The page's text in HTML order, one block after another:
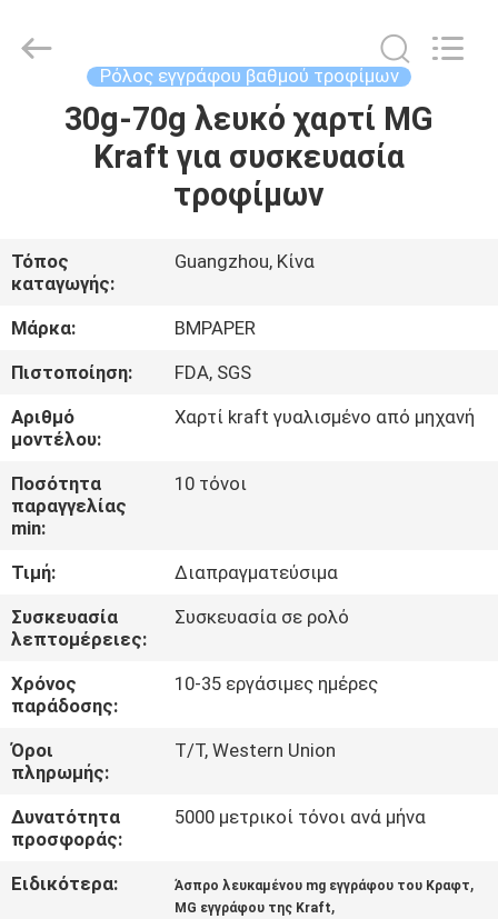
ΣΠΊΤΙ
ΣΧΕΤΙΚΆ
ΜΕ
ΕΜΆΣ
ΕΠΙΣΚΕΨΉ
ΕΡΓΟΣΤΑΣΊΟΥ
ΈΛΕΓΧΟΣ
ΠΟΙΌΤΗΤΑΣ
ΕΠΙΚΟΙΝΩΝΉΣΤΕ
ΜΑΖΊ
ΜΑΣ
ΕΙΔΉΣΕΙΣ
ΥΠΟΘΈΣΕΙΣ
BMPAPER
CO.,LTD.
Ρόλος εγγράφου βαθμού τροφίμων
30g-70g λευκό χαρτί MG
Kraft για συσκευασία
τροφίμων
Τόπος
καταγωγής:
Guangzhou, Κίνα
Μάρκα:
BMPAPER
Πιστοποίηση:
FDA, SGS
Αριθμό
μοντέλου:
Χαρτί kraft γυαλισμένο από μηχανή
Ποσότητα
παραγγελίας
min:
10 τόνοι
Τιμή:
Διαπραγματεύσιμα
Συσκευασία
λεπτομέρειες:
Συσκευασία σε ρολό
Χρόνος
παράδοσης:
10-35 εργάσιμες ημέρες
Όροι
πληρωμής:
T/T, Western Union
Δυνατότητα
προσφοράς:
5000 μετρικοί τόνοι ανά μήνα
Ειδικότερα: Άσπρο λευκαμένου mg εγγράφου του Κραφτ,
MG εγγράφου της Kraft,